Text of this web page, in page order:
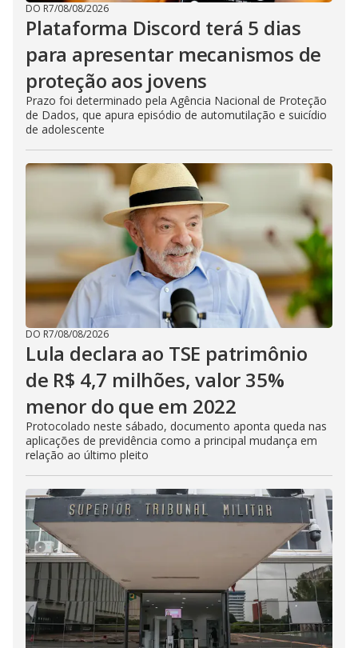
DO R7/08/08/2026
Plataforma Discord terá 5 dias
para apresentar mecanismos de
proteção aos jovens
Prazo foi determinado pela Agência Nacional de Proteção
de Dados, que apura episódio de automutilação e suicídio
de adolescente
DO R7/08/08/2026
Lula declara ao TSE patrimônio
de R$ 4,7 milhões, valor 35%
menor do que em 2022
Protocolado neste sábado, documento aponta queda nas
aplicações de previdência como a principal mudança em
relação ao último pleito